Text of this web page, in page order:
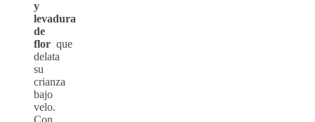
y
levadura
de
flor que
delata
su
crianza
bajo
velo.
Con